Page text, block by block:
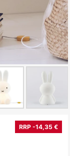
RRP -14,35 €